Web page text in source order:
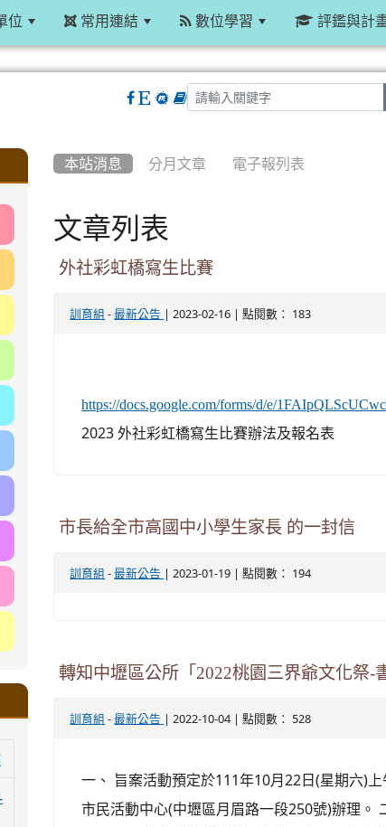
位 常用連結 數位學習 評鑑與計
本站消息 分月文章 電子報列表
文章列表
外社彩虹橋寫生比賽
訓育組 -最新公告 | 2023-02-16 | 點閱數： 183
https://docs.google.com/forms/d/e/
2023 外社彩虹橋寫生比賽辦法及報名表
市長給全市高國中小學生家長 的一封信
訓育組 -最新公告 | 2023-01-19 | 點閱數： 194
轉知中壢區公所「2022桃園三界爺文化祭-
訓育組 -最新公告 | 2022-10-04 | 點閱數： 528
一、 旨案活動預定於111年10月22日(星期六)
市民活動中心(中壢區月眉路一段250號)辦理。